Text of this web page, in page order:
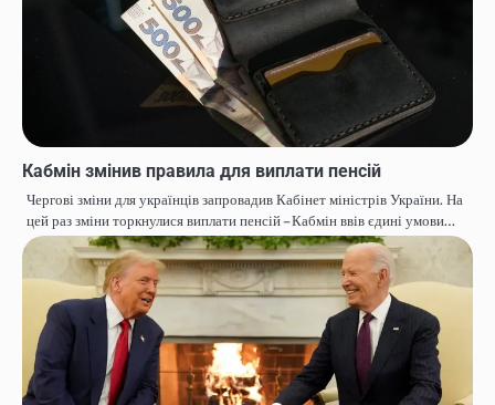
Кабмін змінив правила для виплати пенсій
Чергові зміни для українців запровадив Кабінет міністрів України. На
цей раз зміни торкнулися виплати пенсій – Кабмін ввів єдині умови…